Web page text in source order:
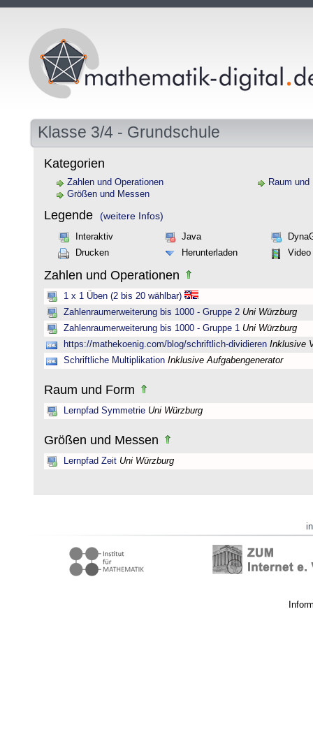
Klasse 3/4 - Grundschule
Kategorien
Zahlen und Operationen
Raum und
Größen und Messen
Legende (weitere Infos)
Interaktiv Java
Drucken
Herunterladen Video
Zahlen und Operationen
1 x 1 Üben (2 bis 20 wählbar)
Zahlenraumerweiterung bis 1000 - Gruppe 2 Uni Würzburg
Zahlenraumerweiterung bis 1000 - Gruppe 1 Uni Würzburg
https://mathekoenig.com/blog/schriftlich-dividieren Inklusive
Schriftliche Multiplikation Inklusive Aufgabengenerator
Raum und Form
Lernpfad Symmetrie Uni Würzburg
Größen und Messen
Lernpfad Zeit Uni Würzburg